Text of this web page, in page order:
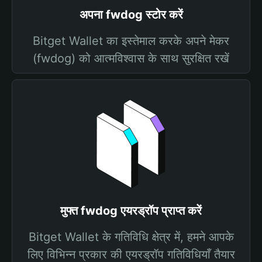
अपना fwdog स्टोर करें
Bitget Wallet का इस्तेमाल करके अपने मेकर
(fwdog) को आत्मविश्वास के साथ सुरक्षित रखें
मुफ्त fwdog एयरड्रॉप प्राप्त करें
Bitget Wallet के गतिविधि क्षेत्र में, हमने आपके
लिए विभिन्न प्रकार की एयरड्रॉप गतिविधियाँ तैयार